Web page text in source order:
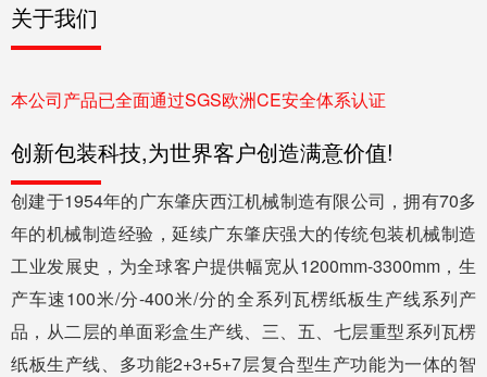
关于我们
本公司产品已全面通过SGS欧洲CE安全体系认证
创新包装科技,为世界客户创造满意价值!
创建于1954年的广东肇庆西江机械制造有限公司，拥有70多
年的机械制造经验，延续广东肇庆强大的传统包装机械制造
工业发展史，为全球客户提供幅宽从1200mm-3300mm，生
产车速100米/分-400米/分的全系列瓦楞纸板生产线系列产
品，从二层的单面彩盒生产线、三、五、七层重型系列瓦楞
纸板生产线、多功能2+3+5+7层复合型生产功能为一体的智